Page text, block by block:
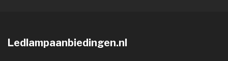
Ledlampaanbiedingen.nl